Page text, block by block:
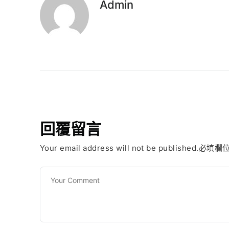
Admin
回覆留言
Your email address will not be published.必填欄